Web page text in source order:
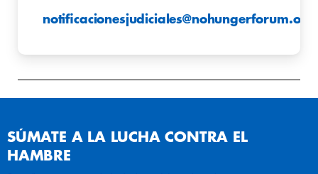
notificacionesjudiciales@nohungerforum.org
SÚMATE A LA LUCHA CONTRA EL
HAMBRE